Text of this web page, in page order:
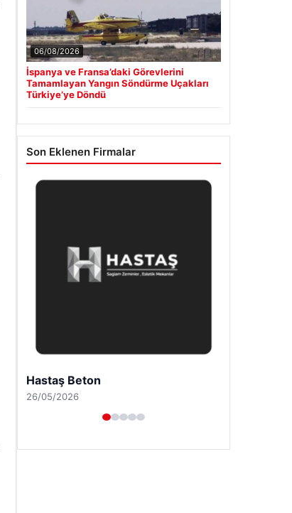
06/08/2026
İspanya ve Fransa’daki Görevlerini
Tamamlayan Yangın Söndürme Uçakları
Türkiye’ye Döndü
Son Eklenen Firmalar
Hastaş Beton
26/05/2026